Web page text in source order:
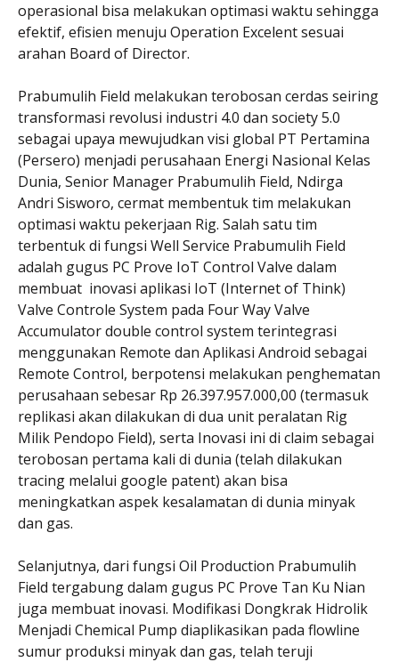
operasional bisa melakukan optimasi waktu sehingga
efektif, efisien menuju Operation Excelent sesuai
arahan Board of Director.
Prabumulih Field melakukan terobosan cerdas seiring
transformasi revolusi industri 4.0 dan society 5.0
sebagai upaya mewujudkan visi global PT Pertamina
(Persero) menjadi perusahaan Energi Nasional Kelas
Dunia, Senior Manager Prabumulih Field, Ndirga
Andri Sisworo, cermat membentuk tim melakukan
optimasi waktu pekerjaan Rig. Salah satu tim
terbentuk di fungsi Well Service Prabumulih Field
adalah gugus PC Prove IoT Control Valve dalam
membuat inovasi aplikasi IoT (Internet of Think)
Valve Controle System pada Four Way Valve
Accumulator double control system terintegrasi
menggunakan Remote dan Aplikasi Android sebagai
Remote Control, berpotensi melakukan penghematan
perusahaan sebesar Rp 26.397.957.000,00 (termasuk
replikasi akan dilakukan di dua unit peralatan Rig
Milik Pendopo Field), serta Inovasi ini di claim sebagai
terobosan pertama kali di dunia (telah dilakukan
tracing melalui google patent) akan bisa
meningkatkan aspek kesalamatan di dunia minyak
dan gas.
Selanjutnya, dari fungsi Oil Production Prabumulih
Field tergabung dalam gugus PC Prove Tan Ku Nian
juga membuat inovasi. Modifikasi Dongkrak Hidrolik
Menjadi Chemical Pump diaplikasikan pada flowline
sumur produksi minyak dan gas, telah teruji